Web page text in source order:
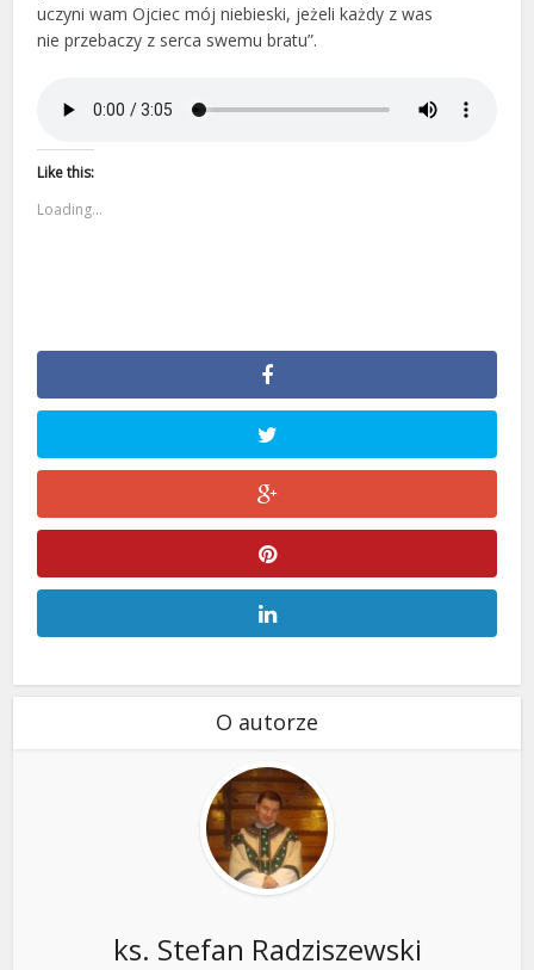
uczyni wam Ojciec mój niebieski, jeżeli każdy z was
nie przebaczy z serca swemu bratu”.
Like this:
Loading...
O autorze
ks. Stefan Radziszewski